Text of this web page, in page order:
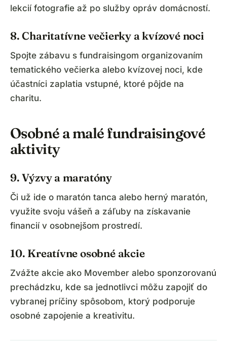
lekcií fotografie až po služby opráv domácností.
8. Charitatívne večierky a kvízové noci
Spojte zábavu s fundraisingom organizovaním
tematického večierka alebo kvízovej noci, kde
účastníci zaplatia vstupné, ktoré pôjde na
charitu.
Osobné a malé fundraisingové
aktivity
9. Výzvy a maratóny
Či už ide o maratón tanca alebo herný maratón,
využite svoju vášeň a záľuby na získavanie
financií v osobnejšom prostredí.
10. Kreatívne osobné akcie
Zvážte akcie ako Movember alebo sponzorovanú
prechádzku, kde sa jednotlivci môžu zapojiť do
vybranej príčiny spôsobom, ktorý podporuje
osobné zapojenie a kreativitu.